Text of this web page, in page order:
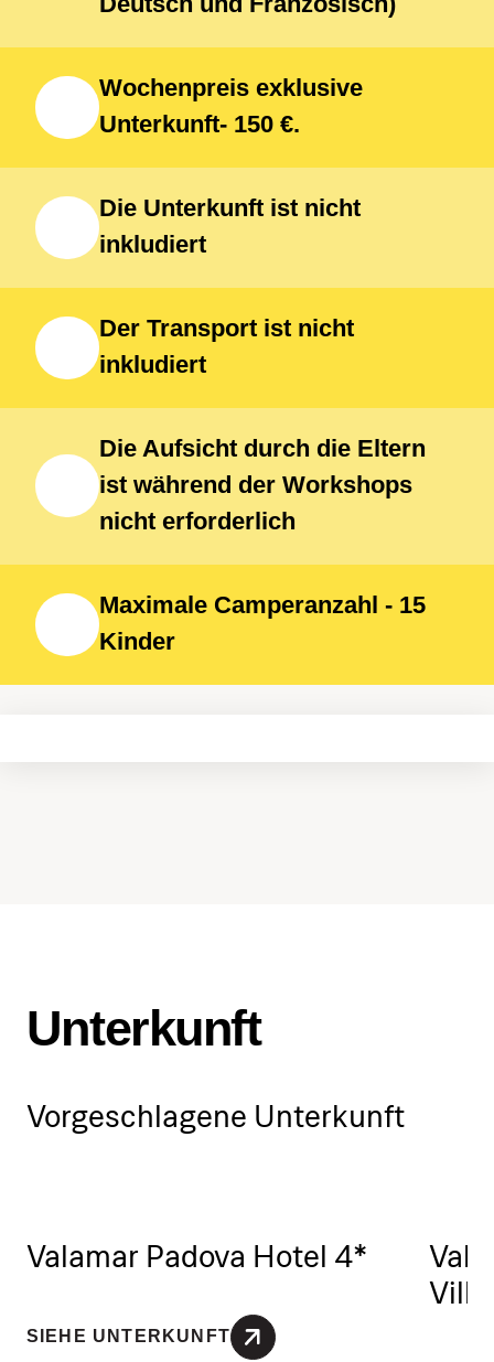
Wochenpreis exklusive
Unterkunft- 150 €.
Die Unterkunft ist nicht
inkludiert
Der Transport ist nicht
inkludiert
Die Aufsicht durch die Eltern
ist während der Workshops
nicht erforderlich
Maximale Camperanzahl - 15
Kinder
Unterkunft
Vorgeschlagene Unterkunft
Valamar Padova Hotel 4*
SIEHE UNTERKUNFT